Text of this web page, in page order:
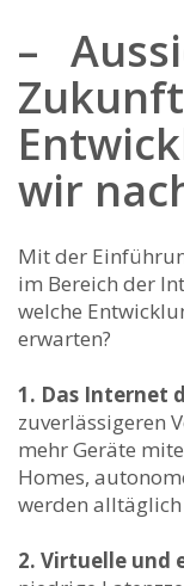
–
wir
Mit ‍der
im Bereich​ der
welche
erwarten?
1. Das Internet
zuverlässigeren
mehr Geräte
‍Homes,
werden
2. Virtuelle⁣ und